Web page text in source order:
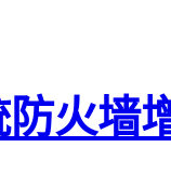
火墙